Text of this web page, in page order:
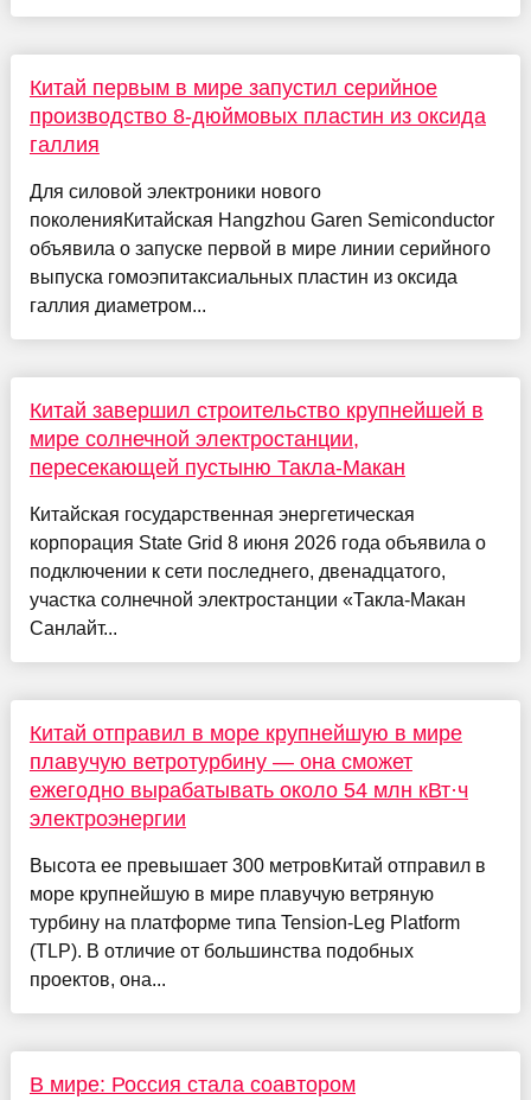
Китай первым в мире запустил серийное
производство 8-дюймовых пластин из оксида
галлия
Для силовой электроники нового
поколенияКитайская Hangzhou Garen Semiconductor
объявила о запуске первой в мире линии серийного
выпуска гомоэпитаксиальных пластин из оксида
галлия диаметром...
Китай завершил строительство крупнейшей в
мире солнечной электростанции,
пересекающей пустыню Такла-Макан
Китайская государственная энергетическая
корпорация State Grid 8 июня 2026 года объявила о
подключении к сети последнего, двенадцатого,
участка солнечной электростанции «Такла-Макан
Санлайт...
Китай отправил в море крупнейшую в мире
плавучую ветротурбину — она сможет
ежегодно вырабатывать около 54 млн кВт·ч
электроэнергии
Высота ее превышает 300 метровКитай отправил в
море крупнейшую в мире плавучую ветряную
турбину на платформе типа Tension-Leg Platform
(TLP). В отличие от большинства подобных
проектов, она...
В мире: Россия стала соавтором